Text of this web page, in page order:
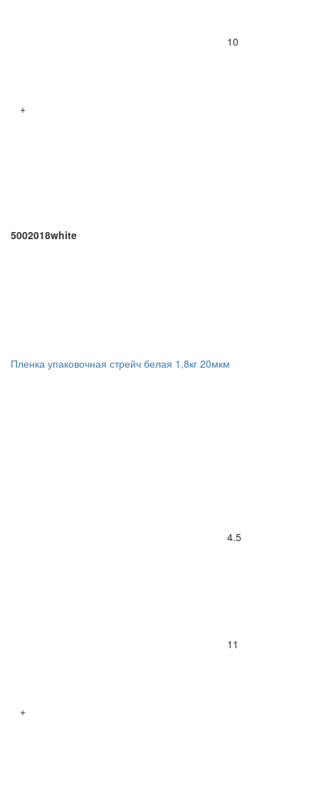
10
+
5002018white
Пленка упаковочная стрейч белая 1,8кг 20мкм
4.5
11
+